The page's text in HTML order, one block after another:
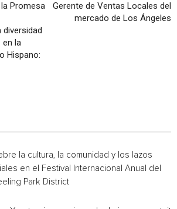
Promesa
en la
Hispano:
Gerente de Ventas Locales del
mercado de Los Ángeles
la cultura, la comunidad y los lazos
en el Festival Internacional Anual del
Park District